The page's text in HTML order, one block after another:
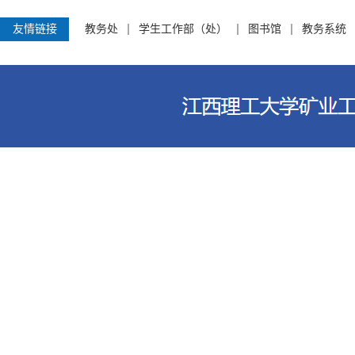
友情链接 教务处 学生工作部（处） 图书馆 教务系统